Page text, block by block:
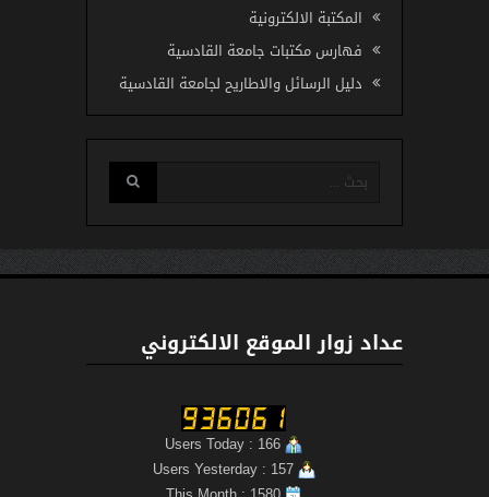
المكتبة الالكترونية
فهارس مكتبات جامعة القادسية
دليل الرسائل والاطاريح لجامعة القادسية
عداد زوار الموقع الالكتروني
Users Yesterday : 157